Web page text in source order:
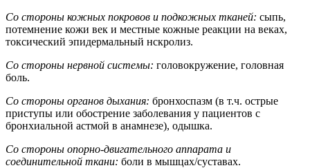
Со стороны кожных покровов и подкожных тканей: сыпь,
потемнение кожи век и местные кожные реакции на веках,
токсический эпидермальный нскролиз.
Со стороны нервной системы: головокружение, головная
боль.
Со стороны органов дыхания: бронхоспазм (в т.ч. острые
приступы или обострение заболевания у пациентов с
бронхиальной астмой в анамнезе), одышка.
Со стороны опорно-двигательного аппарата и
соединительной ткани: боли в мышцах/суставах.